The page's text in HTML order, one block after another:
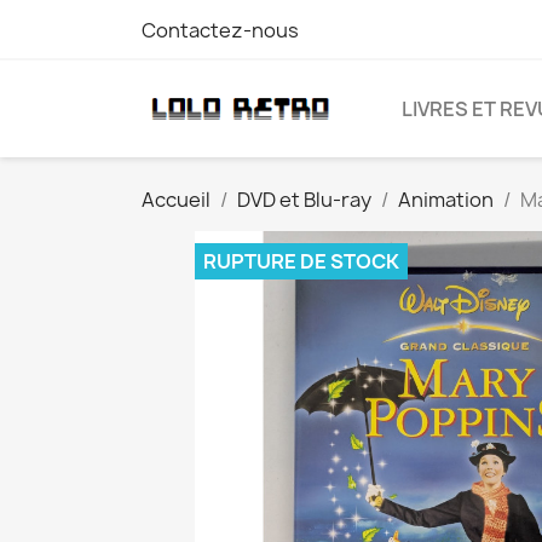
Contactez-nous
LIVRES ET
Accueil DVD et Blu-ray Animation
RUPTURE DE STOCK